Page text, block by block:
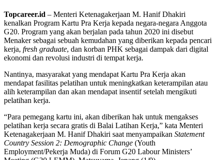
Topcareer.id – Menteri Ketenagakerjaan M. Hanif Dhakiri
kenalkan Program Kartu Pra Kerja kepada negara-negara Anggota
G20. Program yang akan berjalan pada tahun 2020 ini disebut
Menaker sebagai sebuah kemudahan yang diberikan kepada pencari
kerja, fresh graduate, dan korban PHK sebagai dampak dari digital
ekonomi dan revolusi industri di tempat kerja.
Nantinya, masyarakat yang mendapat Kartu Pra Kerja akan
mendapat fasilitas pelatihan untuk meningkatkan keterampilan atau
alih keterampilan dan akan mendapat insentif setelah mengikuti
pelatihan kerja.
“Para pemegang kartu ini, akan diberikan hak untuk mengakses
pelatihan kerja secara gratis di Balai Latihan Kerja,” kata Menteri
Ketenagakerjaan M. Hanif Dhakiri saat menyampaikan Statement
Country Session 2: Demographic Change (Youth
Employment/Pekerja Muda) di Forum G20 Labour Ministers’